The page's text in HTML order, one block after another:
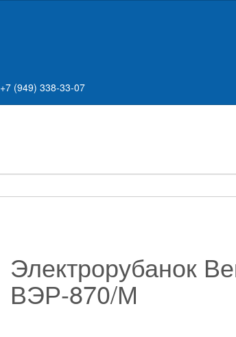
+7 (949) 338-33-07
Электрорубанок
ВЭР-870/М